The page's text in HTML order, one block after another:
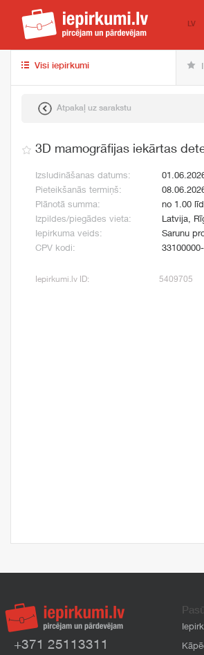
LV
Visi iepirkumi
Atpakaļ uz sarakstu
3D mamogrāfijas iekārtas
Izsludināšanas datums:
Pieteikšanās termiņš:
Plānotā summa:
no 1.00
Izpildes/piegādes vieta:
Latvija,
Iepirkuma veids:
Sarunu
CPV kodi:
Iepirkumi.lv ID: 5409705
+371 25113311